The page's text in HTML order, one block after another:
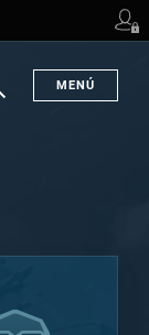
MENÚ